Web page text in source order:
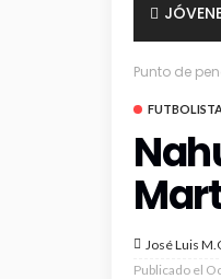
Punto de
José Luis
Publicado el